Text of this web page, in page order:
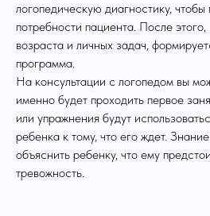
логопедическую диагностику,
потребности пациента. После
возраста и личных задач,
программа.
На консультации с логопедом вы
именно будет проходить первое
или упражнения будут
ребенка к тому, что его ждет.
объяснить ребенку, что ему
тревожность.